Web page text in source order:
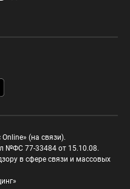
(на связи).
№ФС 77-33484 от 15.10.08.
в сфере связи и массовых